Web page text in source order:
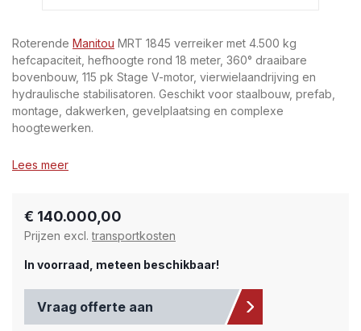
Roterende Manitou MRT 1845 verreiker met 4.500 kg
hefcapaciteit, hefhoogte rond 18 meter, 360° draaibare
bovenbouw, 115 pk Stage V-motor, vierwielaandrijving en
hydraulische stabilisatoren. Geschikt voor staalbouw, prefab,
montage, dakwerken, gevelplaatsing en complexe
hoogtewerken.
Lees meer
€ 140.000,00
Prijzen excl. transportkosten
In voorraad, meteen beschikbaar!
Vraag offerte aan